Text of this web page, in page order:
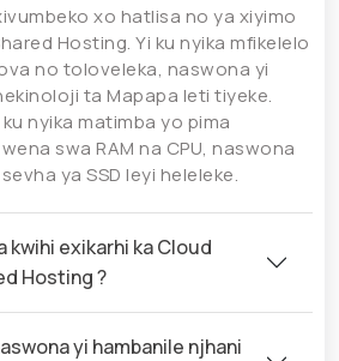
xo hatlisa no ya xiyimo
Hosting. Yi ku nyika mfikelelo
no toloveleka, naswona yi
ta Mapapa leti tiyeke.
nyika matimba yo pima
swa RAM na CPU, naswona
ya SSD leyi heleleke.
kwihi exikarhi ka Cloud
Hosting ?
yi hambanile njhani